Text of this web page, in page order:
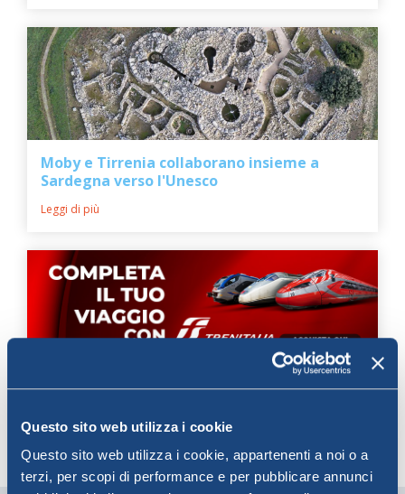
Questo sito web utilizza i cookie
Questo sito web utilizza i cookie, appartenenti a noi o a
terzi, per scopi di performance e per pubblicare annunci
Moby e Tirrenia collaborano insieme a
Sardegna verso l'Unesco
Leggi di più
Partnership MOBY e Trenitalia
Leggi di più